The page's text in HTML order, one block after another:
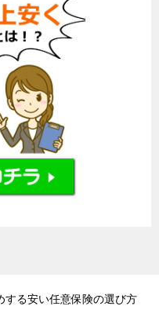
する安い任意保険の選び方